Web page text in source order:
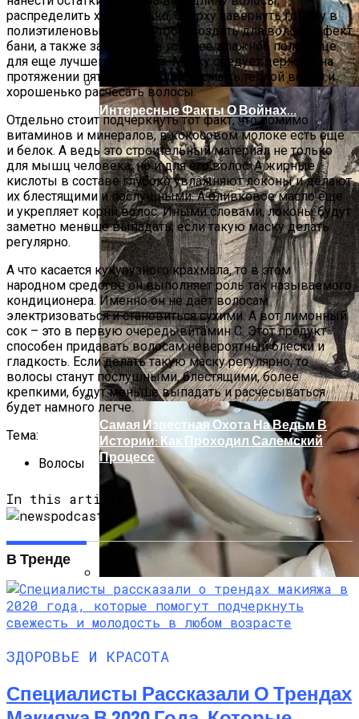
Женская Зимняя Обувь: 5 Стильных
Моделей, За Которыми
Выстраиваются В Очереди
Лунный Календарь Окрашивания
Волос На Октябрь 2025 Года
Интересные Факты О Войнах…
Самая Известная Охота На Ведьм В
Истории: Как Проходил Салемский
Процесс
распределить хорошенько, сверху завернуть голову в
полиэтиленовый пакет, чтобы создать для волос эффект
бани, а также завернуть в горячее влажное полотенце
для еще лучшего эффекта. Маску следует держать на
протяжении пяти минут, а затем смыть теплой водой и
хорошенько расчесать волосы.
Отдельно стоит подчеркнуть тот факт, что помимо
витаминов и минералов, в кокосовом молоке есть еще
и белок. А ведь это строительный материал не только
для мышц человека, но и для его волос. А жирные
кислоты в составе глубоко увлажняют локоны и делают
их блестящими и послушными. А оливковое масло еще
и укрепляет корни волос. Иными словами, локоны будут
заметно меньше выпадать, если такую маску делать
регулярно.
А что касается кукурузного крахмала, то в этом
народном средстве он выполняет роль так называемого
кондиционера. Именно он не дает волосам
электризоваться и становиться сухими. А вот лимонный
сок – это в первую очередь витамин С. Этот продукт
способен придавать волосам невероятный блески и
гладкость. Если делать такую маску регулярно, то
волосы станут послушными, блестящими, более
крепкими, будут меньше выпадать и расчесываться
будет намного легче.
Тема:
Волосы
In this article:
В Тренде
ЗДОРОВЬЕ И КРАСОТА
Специалисты Рассказали О Трендах